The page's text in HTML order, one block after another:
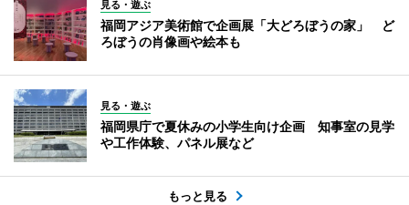
見る・遊ぶ
福岡アジア美術館で企画展「大どろぼうの家」 ど
ろぼうの肖像画や絵本も
見る・遊ぶ
福岡県庁で夏休みの小学生向け企画 知事室の見学
や工作体験、パネル展など
もっと見る